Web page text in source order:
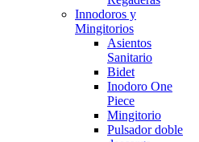
Innodoros y
Mingitorios
Asientos
Sanitario
Bidet
Inodoro One
Piece
Mingitorio
Pulsador doble